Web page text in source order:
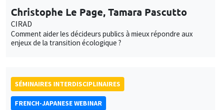
Christophe Le Page, Tamara Pascutto
CIRAD
Comment aider les décideurs publics à mieux répondre aux
enjeux de la transition écologique ?
SÉMINAIRES INTERDISCIPLINAIRES
FRENCH-JAPANESE WEBINAR